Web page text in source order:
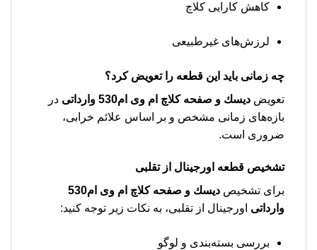
کاهش کارایی کلاچ
لرزش‌های غیرطبیعی
چه زمانی باید این قطعه را تعویض کرد؟
تعویض دیسك و صفحه کلاچ ام وی ام530 وارداتی
در
بازه‌های زمانی مشخص و بر اساس علائم خرابی،
ضروری است.
تشخیص قطعه اورجینال از تقلبی
برای تشخیص
دیسك و صفحه کلاچ ام وی ام530
وارداتی اورجینال از تقلبی، به نکات زیر توجه کنید:
بررسی بسته‌بندی و لوگو